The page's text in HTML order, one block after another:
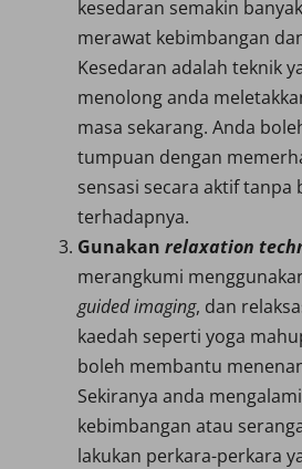
kesedaran semakin
merawat kebimbangan
Kesedaran adalah teknik
menolong anda
masa sekarang. Anda
tumpuan dengan
sensasi secara aktif tanpa
terhadapnya.
Gunakan relaxation
merangkumi
guided imaging, dan
kaedah seperti yoga
boleh membantu
Sekiranya anda
kebimbangan atau
lakukan perkara-perkara